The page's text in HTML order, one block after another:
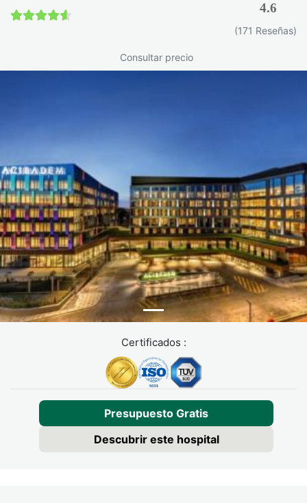
4.6 / 5
4.6
(171 Reseñas)
Consultar precio
Certificados :
Presupuesto Gratis
Descubrir este hospital